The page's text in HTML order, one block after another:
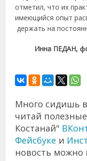
отметил, что их
имеющийся опыт
держать на
Инна ПЕДАН,
Много сидишь в
читай
Костанай"
Фейсбуке и
новость можно